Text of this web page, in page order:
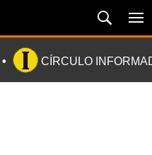
CÍRCULO